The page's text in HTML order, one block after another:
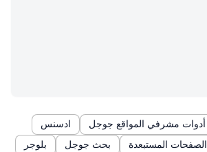
أدوات مشرفي المواقع جوجل
ادسنس
الصفحات المستبعدة بحث جوجل
بلوجر